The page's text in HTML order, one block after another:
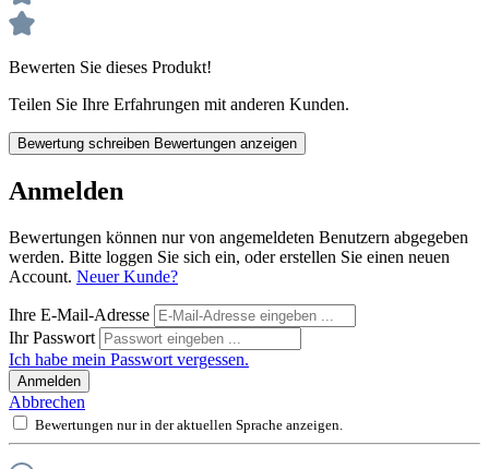
Bewerten Sie dieses Produkt!
Teilen Sie Ihre Erfahrungen mit anderen Kunden.
Bewertung schreiben Bewertungen anzeigen
Anmelden
Bewertungen können nur von angemeldeten Benutzern abgegeben
werden. Bitte loggen Sie sich ein, oder erstellen Sie einen neuen
Account. Neuer Kunde?
Ihre E-Mail-Adresse
Ihr Passwort
Ich habe mein Passwort vergessen.
Anmelden
Abbrechen
Bewertungen nur in der aktuellen Sprache anzeigen.